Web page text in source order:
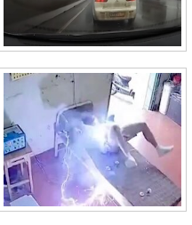
【画像】この女優さん、可愛すぎる
【朗報】齋藤飛鳥、前屈みで完全に見
海外「日本よ、お前がナンバーワンだ
勇気を出して白人美女にチン凸したア
10年もの間浮気してた嫁。まさかと思
ウクライナ侵攻以降、ロシア軍兵士
【配信者】「金バエ」のSNS更新が1
【画像】女の子「危機管理フォーーーー